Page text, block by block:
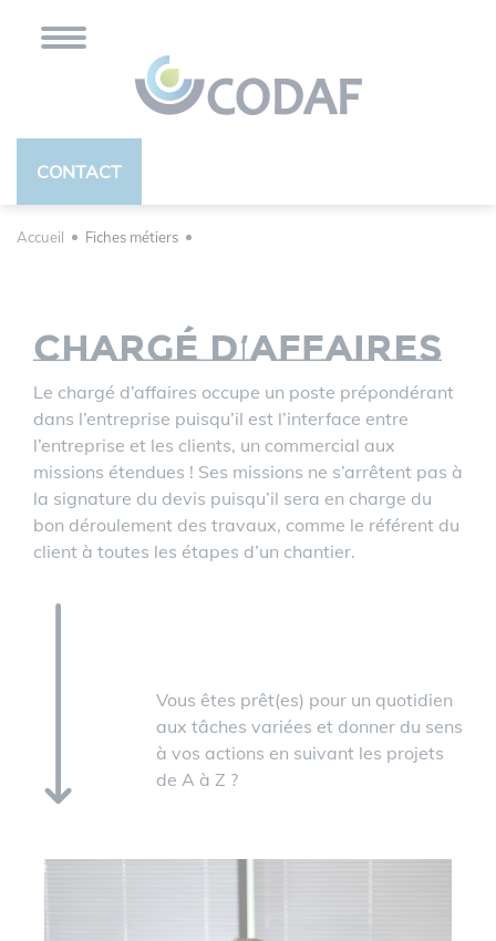
CONTACT
Accueil Fiches métiers
Chargé d’affaires
Le chargé d’affaires occupe un poste prépondérant
dans l’entreprise puisqu’il est l’interface entre
l’entreprise et les clients, un commercial aux
missions étendues ! Ses missions ne s’arrêtent pas à
la signature du devis puisqu’il sera en charge du
bon déroulement des travaux, comme le référent du
client à toutes les étapes d’un chantier.
Vous êtes prêt(es) pour un quotidien
aux tâches variées et donner du sens
à vos actions en suivant les projets
de A à Z ?